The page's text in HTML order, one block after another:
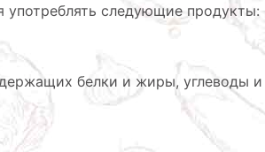
употреблять следующие продукты:
белки и жиры, углеводы и